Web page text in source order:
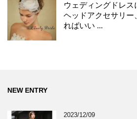
ウェディングドレ
ヘッドアクセサリー
ればいい ...
NEW ENTRY
2023/12/09